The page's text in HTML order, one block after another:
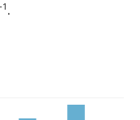
-1 .